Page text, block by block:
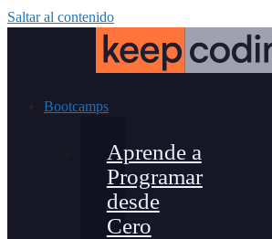
Saltar al contenido
Bootcamps
Aprende a
Programar
desde
Cero